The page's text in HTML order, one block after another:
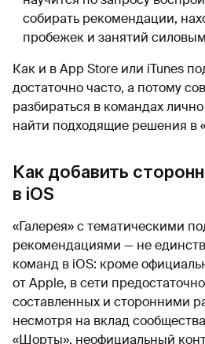
собирать рекомендации,
пробежек и занятий
Как и в App Store или iTunes
достаточно часто, а потому
разбираться в командах
найти подходящие решения в
Как добавить
в iOS
«Галерея» с тематическими
рекомендациями — не
команд в iOS: кроме
от Apple, в сети
составленных и сторонними
несмотря на вклад
«Шорты», неофициальный